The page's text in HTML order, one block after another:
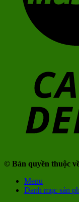
© Bản quyền thuộc
Menu
Danh mục sản